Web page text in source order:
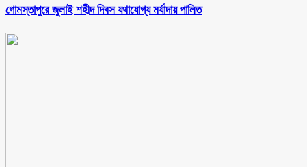
গোমস্তাপুরে জুলাই শহীদ দিবস যথাযোগ্য মর্যাদায় পালিত